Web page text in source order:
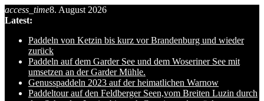
Skip
to
content
access_time8. August 2026
Latest:
Paddeln von Ketzin bis kurz vor Brandenburg und wieder
zurück
Paddeln auf dem Garder See und dem Woseriner See mit
umsetzen an der Garder Mühle.
Genusspaddeln 2023 auf der heimatlichen Warnow
Paddeltour auf den Feldberger Seen,vom Breiten Luzin durch